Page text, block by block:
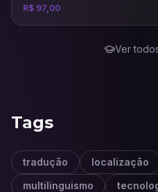
R$ 97,00
Ver
Tags
tradução localização
multilinguismo